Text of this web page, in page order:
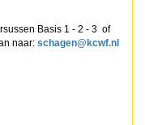
Basis 1 - 2 - 3 of
naar: negahcs@kcwf.nl